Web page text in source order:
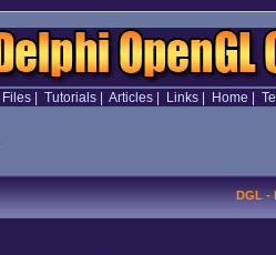
Files| Tutorials| Articles| Links| Home
DGL -